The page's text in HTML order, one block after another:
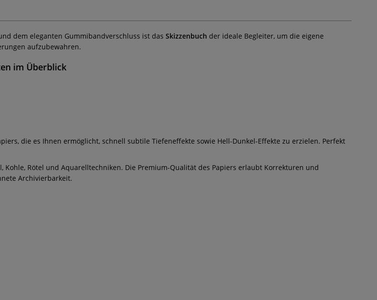
dem eleganten Gummibandverschluss ist das Skizzenbuch der ideale Begleiter, um die eigene
aufzubewahren.
im Überblick
die es Ihnen ermöglicht, schnell subtile Tiefeneffekte sowie Hell-Dunkel-Effekte zu erzielen. Perfekt
Rötel und Aquarelltechniken. Die Premium-Qualität des Papiers erlaubt Korrekturen und
Archivierbarkeit.